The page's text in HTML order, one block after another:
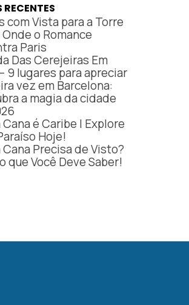
RECENTES
com Vista para a Torre
o Romance
Paris
Das Cerejeiras Em
9 lugares para apreciar
vez em Barcelona:
a magia da cidade
é Caribe | Explore
Hoje!
Cana Precisa de Visto?
que Você Deve Saber!